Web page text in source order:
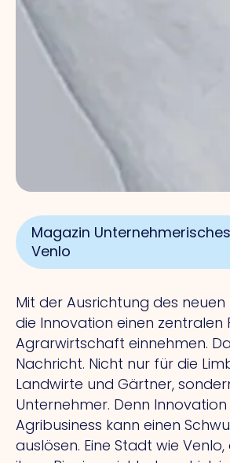
Magazin Unternehmerisches
Venlo
Mit der Ausrichtung des
die Innovation einen zentralen
Agrarwirtschaft einnehmen.
Nachricht. Nicht nur für die
Landwirte und Gärtner,
Unternehmer. Denn Innovation
Agribusiness kann einen
auslösen. Eine Stadt wie